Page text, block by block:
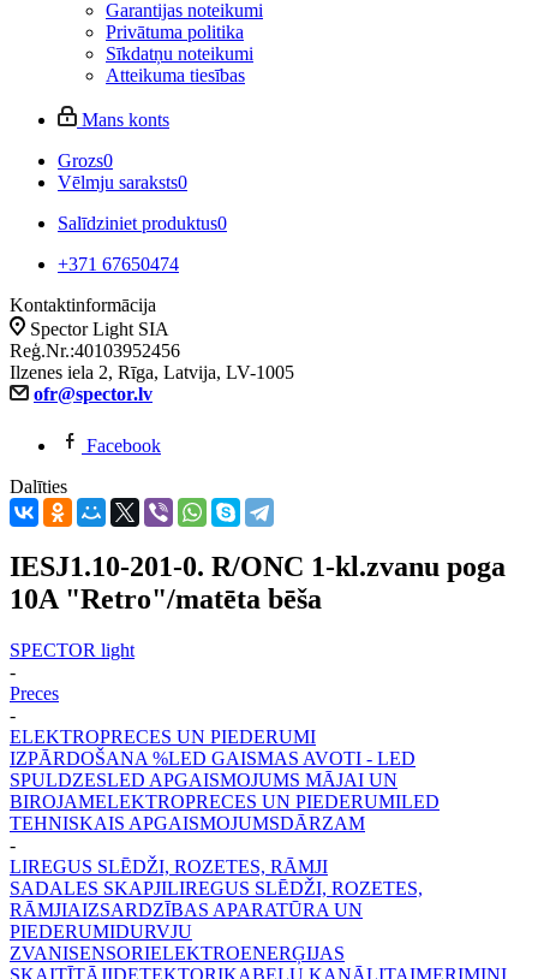
Garantijas noteikumi
Privātuma politika
Sīkdatņu noteikumi
Atteikuma tiesības
Mans konts
Grozs0
Vēlmju saraksts0
Salīdziniet produktus0
+371 67650474
Kontaktinformācija
Spector Light SIA
Reģ.Nr.:40103952456
Ilzenes iela 2, Rīga, Latvija, LV-1005
ofr@spector.lv
Facebook
Dalīties
IESJ1.10-201-0. R/ONC 1-kl.zvanu poga
10A "Retro"/matēta bēša
SPECTOR light
-
Preces
-
ELEKTROPRECES UN PIEDERUMI
IZPĀRDOŠANA %LED GAISMAS AVOTI - LED
SPULDZESLED APGAISMOJUMS MĀJAI UN
BIROJAMELEKTROPRECES UN PIEDERUMILED
TEHNISKAIS APGAISMOJUMSDĀRZAM
-
LIREGUS SLĒDŽI, ROZETES, RĀMJI
SADALES SKAPJILIREGUS SLĒDŽI, ROZETES,
RĀMJIAIZSARDZĪBAS APARATŪRA UN
PIEDERUMIDURVJU
ZVANISENSORIELEKTROENERĢIJAS
SKAITĪTĀJIDETEKTORIKABEĻU KANĀLITAIMERIMINI